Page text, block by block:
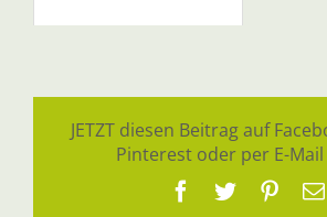
JETZT diesen Beitrag auf
Pinterest oder per E-
Facebook
Twitter